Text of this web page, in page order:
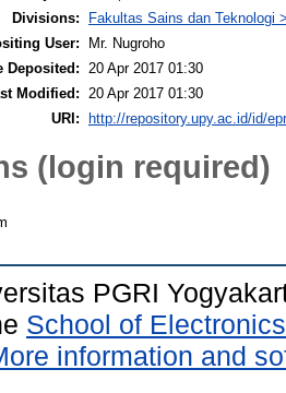
Divisions:
Fakultas Sains dan Teknologi
User:
Mr. Nugroho
Deposited:
20 Apr 2017 01:30
Modified:
20 Apr 2017 01:30
URI:
http://repository.upy.ac.id/id/
(login required)
PGRI
School of
information and